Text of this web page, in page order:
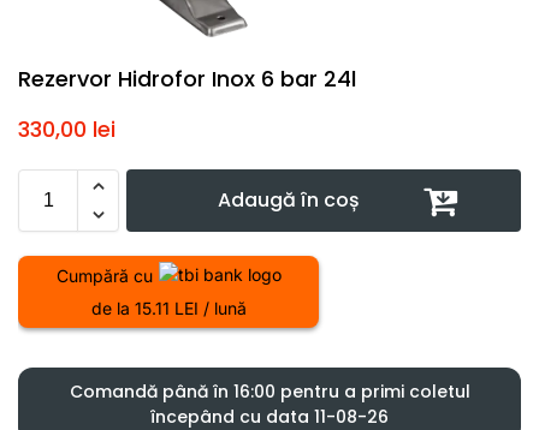
Rezervor Hidrofor Inox 6 bar 24l
330,00 lei
Adaugă în coș
Cumpără cu
de la 15.11 LEI / lună
Comandă până în 16:00 pentru a primi coletul
începând cu data 11-08-26